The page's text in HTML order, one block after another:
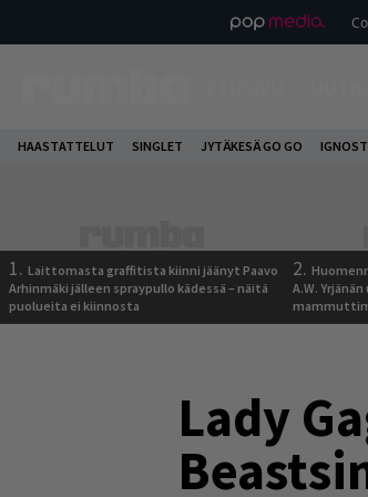
HAASTATTELUT SINGLET JYTÄKESÄ GO GO
1. Laittomasta graffitista kiinni jäänyt Paavo
Arhinmäki jälleen spraypullo kädessä – näitä
puolueita ei kiinnosta
2.
A.W.
Lady